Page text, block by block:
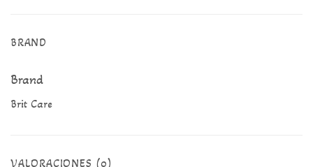
BRAND
Brand
Brit Care
VALORACIONES (0)